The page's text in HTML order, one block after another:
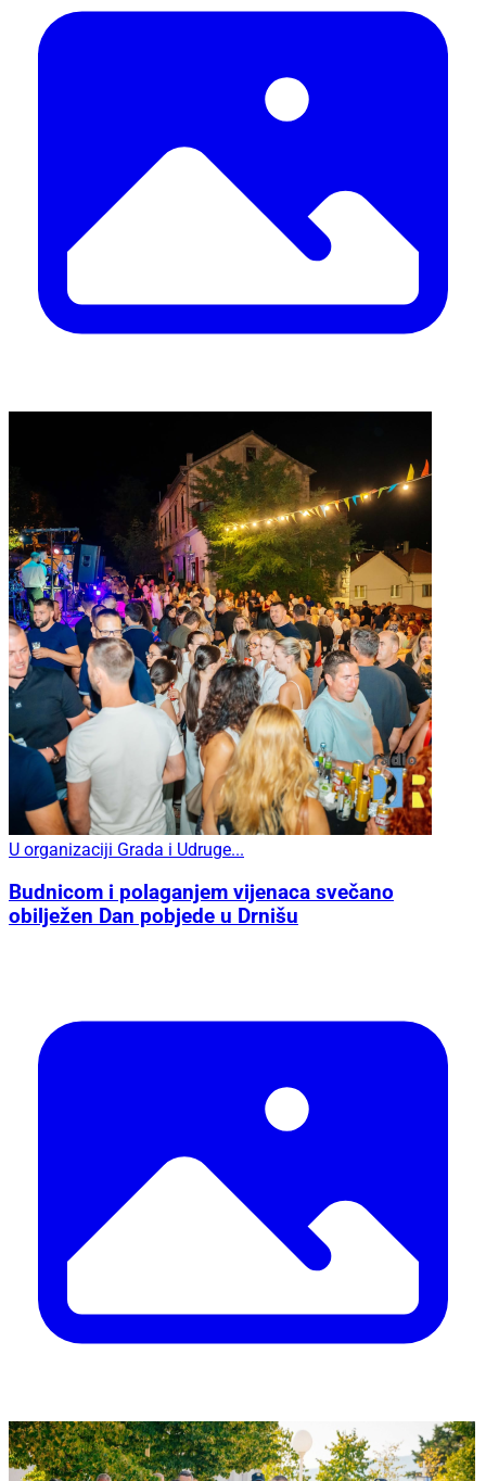
U organizaciji Grada i Udruge...
Budnicom i polaganjem vijenaca svečano
obilježen Dan pobjede u Drnišu